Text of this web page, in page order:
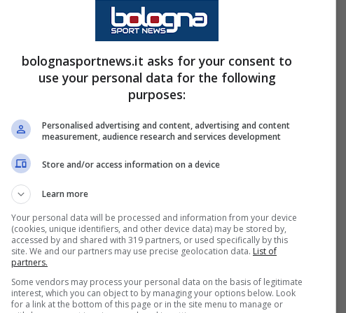
l’ex Ascoli, ora la palla spetterà ad
prossime partite oppure continuerà a puntare
Bologna ci sono eccome, e sono tutti nomi
dal terreno di gioco dell’esterno
per i rossoblù il nome che risalta è
potrebbe essere una validissima alternativa.
in passato si era preso questa responsabilità
papabile.
Bernardeschi o Santiago Castro. Insomma,
bolognasportnews.it asks for your consent to
use your personal data for the following
purposes:
Personalised advertising and content, advertising and content
measurement, audience research and services development
Store and/or access information on a device
Learn more
Your personal data will be processed and information from your device
(cookies, unique identifiers, and other device data) may be stored by,
accessed by and shared with 319 partners, or used specifically by this
site. We and our partners may use precise geolocation data. List of
partners.
Some vendors may process your personal data on the basis of legitimate
interest, which you can object to by managing your options below. Look
for a link at the bottom of this page or in the site menu to manage or